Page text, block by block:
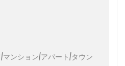
マンション/アパート/タウン